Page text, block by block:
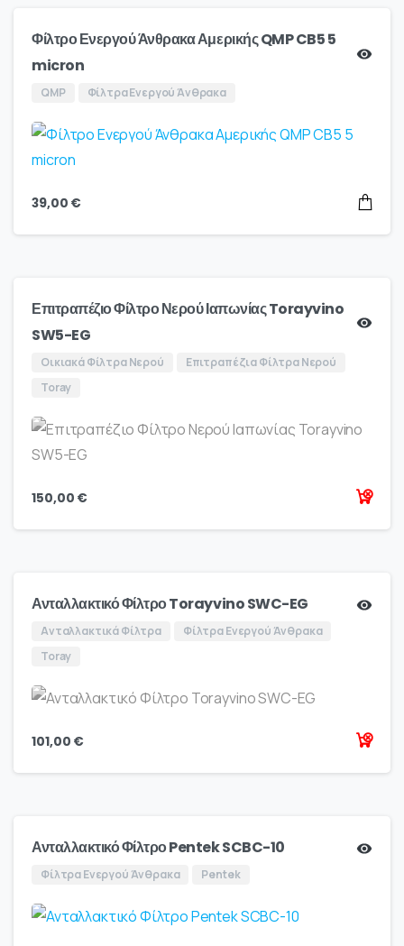
Φίλτρο Ενεργού Άνθρακα Αμερικής QMP CB5 5
micron
QMP Φίλτρα Ενεργού Άνθρακα
39,00 €
Επιτραπέζιο Φίλτρο Νερού Ιαπωνίας Torayvino
SW5-EG
Οικιακά Φίλτρα Νερού
Επιτραπέζια Φίλτρα Νερού
Toray
150,00 €
Ανταλλακτικό Φίλτρο Torayvino SWC-EG
Ανταλλακτικά Φίλτρα
Φίλτρα Ενεργού Άνθρακα
Toray
101,00 €
Ανταλλακτικό Φίλτρο Pentek SCBC-10
Φίλτρα Ενεργού Άνθρακα Pentek